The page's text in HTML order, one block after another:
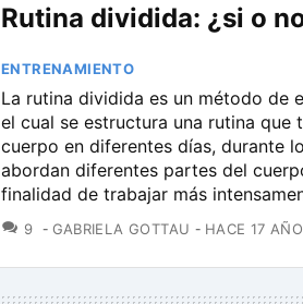
Rutina dividida: ¿si o
ENTRENAMIENTO
La rutina dividida es un método de
el cual se estructura una rutina que
cuerpo en diferentes días, durante
abordan diferentes partes del
finalidad de trabajar más
9 COMENTARIOS
GABRIELA GOTTAU HACE 17